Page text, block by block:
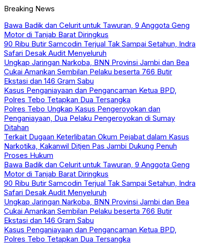
Breaking News
Bawa Badik dan Celurit untuk Tawuran, 9 Anggota Geng
Motor di Tanjab Barat Diringkus
90 Ribu Butir Samcodin Terjual Tak Sampai Setahun, Indra
Safari Desak Audit Menyeluruh
Ungkap Jaringan Narkoba, BNN Provinsi Jambi dan Bea
Cukai Amankan Sembilan Pelaku beserta 766 Butir
Ekstasi dan 146 Gram Sabu
Kasus Penganiayaan dan Pengancaman Ketua BPD,
Polres Tebo Tetapkan Dua Tersangka
Polres Tebo Ungkap Kasus Pengeroyokan dan
Penganiayaan, Dua Pelaku Pengeroyokan di Sumay
Ditahan
Terkait Dugaan Keterlibatan Okum Pejabat dalam Kasus
Narkotika, Kakanwil Ditjen Pas Jambi Dukung Penuh
Proses Hukum
Bawa Badik dan Celurit untuk Tawuran, 9 Anggota Geng
Motor di Tanjab Barat Diringkus
90 Ribu Butir Samcodin Terjual Tak Sampai Setahun, Indra
Safari Desak Audit Menyeluruh
Ungkap Jaringan Narkoba, BNN Provinsi Jambi dan Bea
Cukai Amankan Sembilan Pelaku beserta 766 Butir
Ekstasi dan 146 Gram Sabu
Kasus Penganiayaan dan Pengancaman Ketua BPD,
Polres Tebo Tetapkan Dua Tersangka